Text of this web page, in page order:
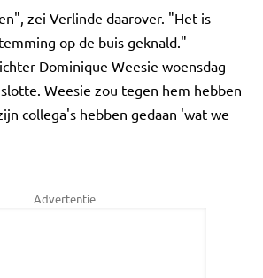
zei Verlinde daarover. "Het is
op de buis geknald."
Dominique Weesie woensdag
Weesie zou tegen hem hebben
collega's hebben gedaan 'wat we
Advertentie